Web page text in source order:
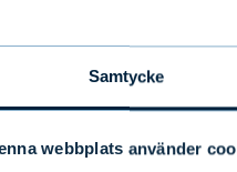
Samtycke
webbplats använder